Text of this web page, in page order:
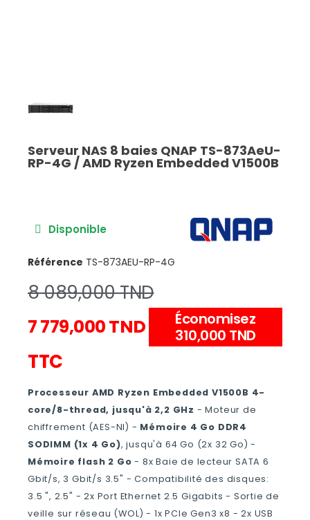
Serveur NAS 8 baies QNAP TS-873AeU-
RP-4G / AMD Ryzen Embedded V1500B
Disponible
Référence TS-873AEU-RP-4G
8 089,000 TND
7 779,000 TND
Économisez
310,000 TND
TTC
Processeur AMD Ryzen Embedded V1500B 4-
core/8-thread, jusqu'à 2,2 GHz - Moteur de
chiffrement (AES-NI) - Mémoire 4 Go DDR4
SODIMM (1x 4 Go), jusqu'à 64 Go (2x 32 Go) -
Mémoire flash 2 Go - 8x Baie de lecteur SATA 6
Gbit/s, 3 Gbit/s 3.5" - Compatibilité des disques:
3.5 ", 2.5" - 2x Port Ethernet 2.5 Gigabits - Sortie de
veille sur réseau (WOL) - 1x PCIe Gen3 x8 - 2x USB